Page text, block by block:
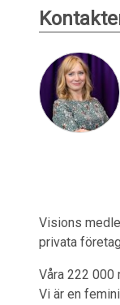
Visions
privata
Våra 222 000
Vi är en